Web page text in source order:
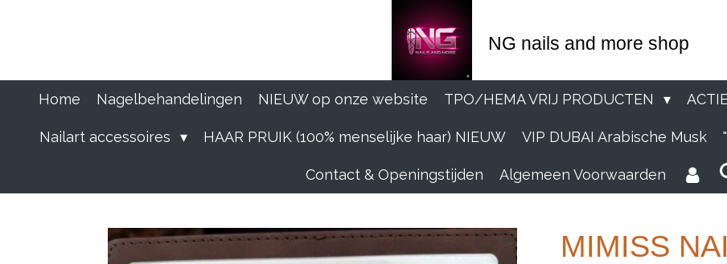
NG nails and more shop
Home Nagelbehandelingen NIEUW op onze website TPO/HEMA VRIJ PRODUCTEN
Nailart accessoires HAAR PRUIK (100% menselijke haar) NIEUW VIP DUBAI Arabische Musk
Contact & Openingstijden Algemeen Voorwaarden
MIMISS